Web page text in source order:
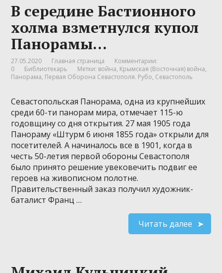
В середине Бастионного
холма взметнулся купол
Панорамы…
27.05.2020 Главная страница
Комментарии:
0
Библиотекарь Метки: война, Крымская (Восточная) война,
Панорама, Первая Оборона Севастополя. Рубо, Севастополь
Севастопольская Панорама, одна из крупнейших
среди 60-ти панорам мира, отмечает 115-ю
годовщину со дня открытия. 27 мая 1905 года
Панораму «Штурм 6 июня 1855 года» открыли для
посетителей. А начиналось все в 1901, когда в
честь 50-летия первой обороны Севастополя
было принято решение увековечить подвиг ее
героев на живописном полотне.
Правительственный заказ получил художник-
баталист Франц …
Читать далее